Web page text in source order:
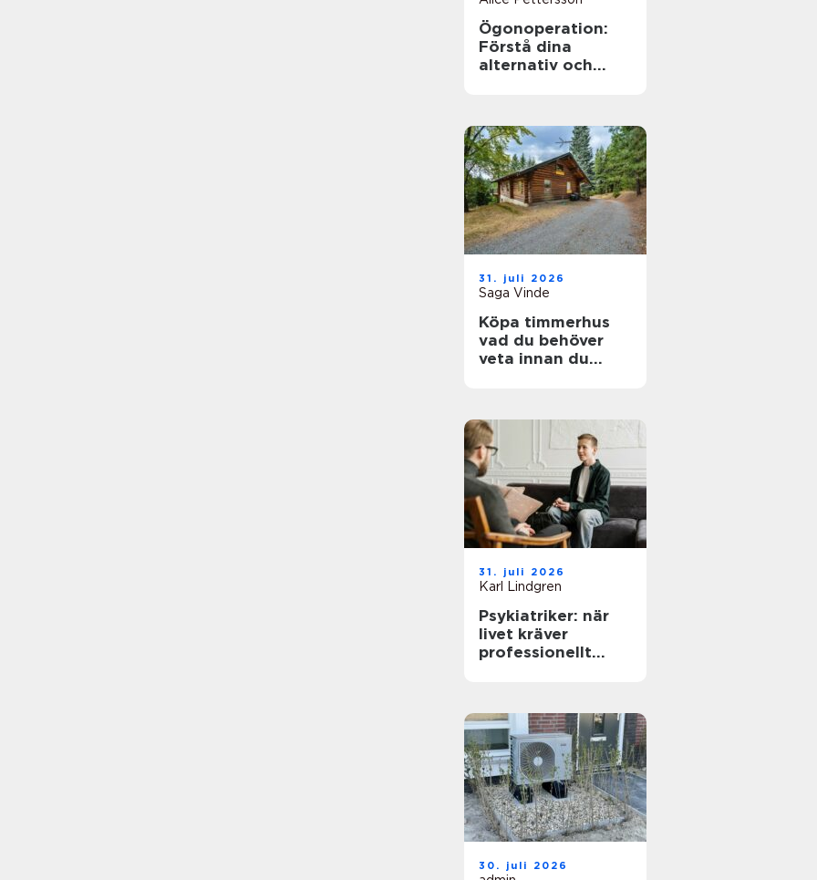
Ögonoperation:
Förstå dina
alternativ och
31. juli 2026
Saga Vinde
Köpa timmerhus
vad du behöver
veta innan du
31. juli 2026
Karl Lindgren
Psykiatriker: när
livet kräver
professionellt
30. juli 2026